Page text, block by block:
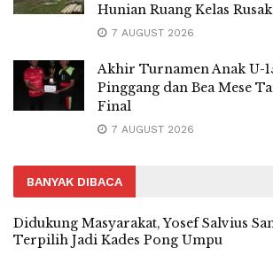
Hunian Ruang Kelas
7 AUGUST 2026
Akhir Turnamen Anak U-
Pinggang dan Bea Mese
Final
7 AUGUST 2026
BANYAK DIBACA
Didukung Masyarakat, Yosef Salvius
Terpilih Jadi Kades Pong Umpu